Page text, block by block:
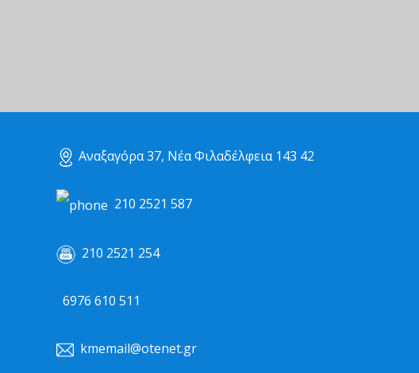
Αναξαγόρα 37, Νέα Φιλαδέλφεια 143 42
210 2521 587
210 2521 254
6976 610 511
kmemail@otenet.gr